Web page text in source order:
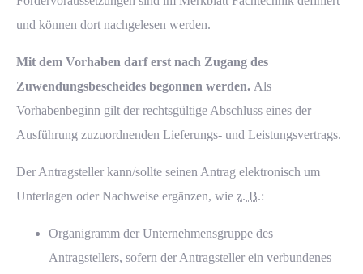
und können dort nachgelesen werden.
Mit dem Vorhaben darf erst nach Zugang des
Zuwendungsbescheides begonnen werden. Als
Vorhabenbeginn gilt der rechtsgültige Abschluss eines der
Ausführung zuzuordnenden Lieferungs- und Leistungsvertrags.
Der Antragsteller kann/sollte seinen Antrag elektronisch um
Unterlagen oder Nachweise ergänzen, wie z. B.:
Organigramm der Unternehmensgruppe des
Antragstellers, sofern der Antragsteller ein verbundenes